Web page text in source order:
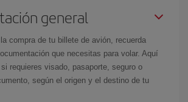
general
compra de tu billete de avión, recuerda
que necesitas para volar. Aquí
requieres visado, pasaporte, seguro o
según el origen y el destino de tu